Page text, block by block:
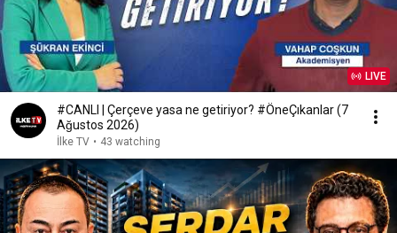
LIVE
#CANLI | Çerçeve yasa ne getiriyor? #ÖneÇıkanlar (7
Ağustos 2026)
İlke TV • 43 watching